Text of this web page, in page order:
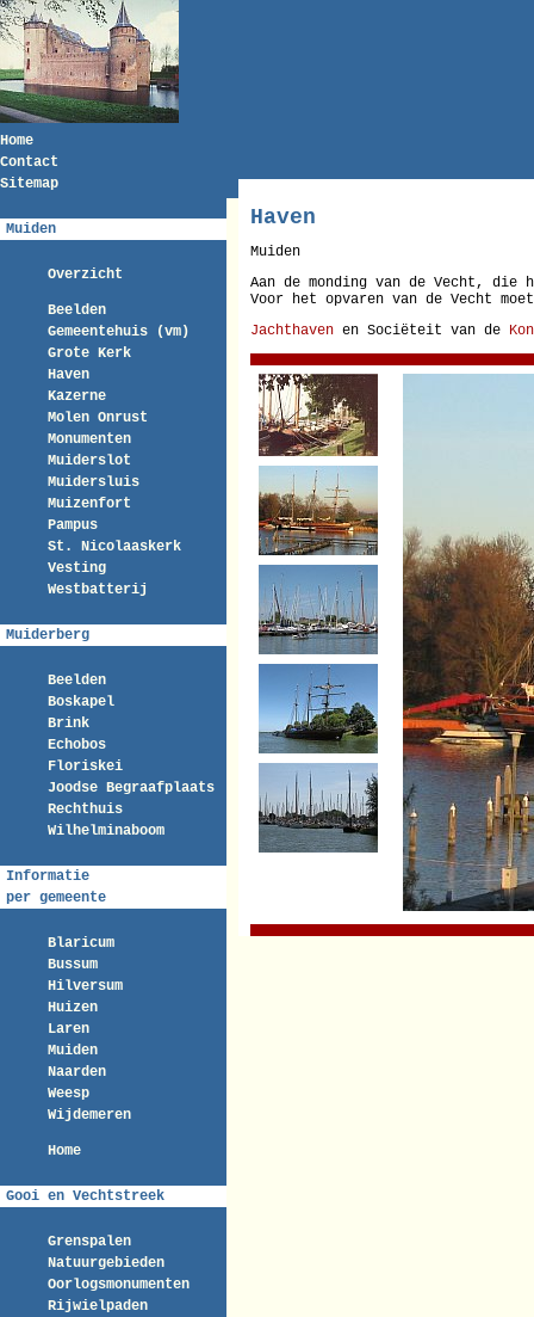
Home
Contact
Sitemap
Muiden
Overzicht
Beelden
Gemeentehuis (vm)
Grote Kerk
Haven
Kazerne
Molen Onrust
Monumenten
Muiderslot
Muidersluis
Muizenfort
Pampus
St. Nicolaaskerk
Vesting
Westbatterij
Muiderberg
Beelden
Boskapel
Brink
Echobos
Floriskei
Joodse Begraafplaats
Rechthuis
Wilhelminaboom
Informatie
per gemeente
Blaricum
Bussum
Hilversum
Huizen
Laren
Muiden
Naarden
Weesp
Wijdemeren
Home
Gooi en Vechtstreek
Grenspalen
Natuurgebieden
Oorlogsmonumenten
Rijwielpaden
Haven
Muiden
Aan de monding van de Vecht,
Voor het opvaren van de Vecht moet
Jachthaven en Sociëteit van de